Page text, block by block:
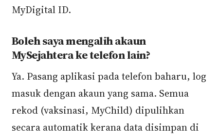
MyDigital ID.
Boleh saya mengalih akaun
MySejahtera ke telefon lain?
Ya. Pasang aplikasi pada telefon baharu, log
masuk dengan akaun yang sama. Semua
rekod (vaksinasi, MyChild) dipulihkan
secara automatik kerana data disimpan di